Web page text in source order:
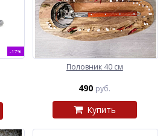
-17%
Половник 40 см
490 руб.
Купить